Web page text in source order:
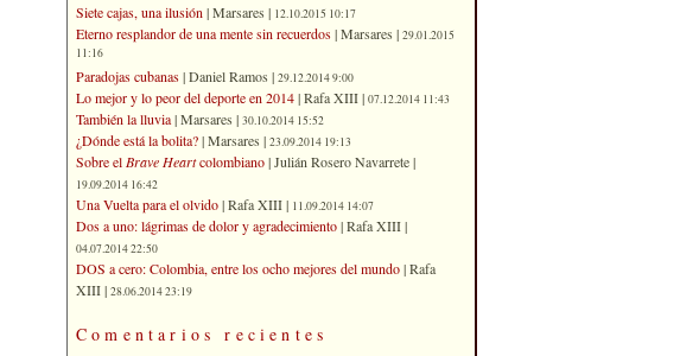
Siete cajas, una ilusión | Marsares | 12.10.2015 10:17
Eterno resplandor de una mente sin recuerdos| Marsares | 29.01.2015
11:16
Paradojas cubanas| Daniel Ramos | 29.12.2014 9:00
Lo mejor y lo peor del deporte en 2014| Rafa XIII | 07.12.2014 11:43
También la lluvia| Marsares | 30.10.2014 15:52
¿Dónde está la bolita?| Marsares | 23.09.2014 19:13
Sobre el Brave Heartcolombiano| Julián Rosero Navarrete |
19.09.2014 16:42
Una Vuelta para el olvido| Rafa XIII | 11.09.2014 14:07
Dos a uno: lágrimas de dolor y agradecimiento| Rafa XIII |
04.07.2014 22:50
DOS a cero: Colombia, entre los ocho mejores del mundo| Rafa
XIII | 28.06.2014 23:19
Comentarios recientes